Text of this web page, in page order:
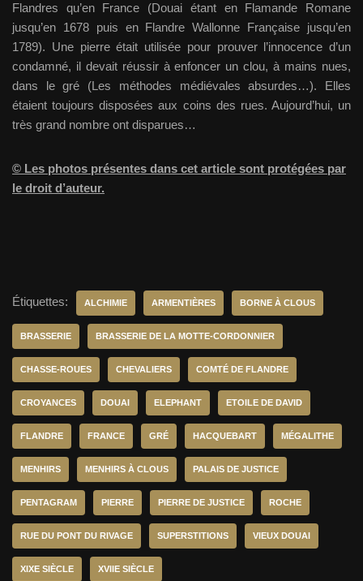
Flandres qu’en France (Douai étant en Flamande Romane
jusqu’en 1678 puis en Flandre Wallonne Française jusqu’en
1789). Une pierre était utilisée pour prouver l’innocence d’un
condamné, il devait réussir à enfoncer un clou, à mains nues,
dans le gré (Les méthodes médiévales absurdes…). Elles
étaient toujours disposées aux coins des rues. Aujourd’hui, un
très grand nombre ont disparues…
© Les photos présentes dans cet article sont protégées par
le droit d’auteur.
Étiquettes: ALCHIMIE ARMENTIÈRES BORNE À CLOUS
BRASSERIE BRASSERIE DE LA MOTTE-CORDONNIER
CHASSE-ROUES CHEVALIERS COMTÉ DE FLANDRE
CROYANCES DOUAI ELEPHANT ETOILE DE DAVID
FLANDRE FRANCE GRÉ HACQUEBART MÉGALITHE
MENHIRS MENHIRS À CLOUS PALAIS DE JUSTICE
PENTAGRAM PIERRE PIERRE DE JUSTICE ROCHE
RUE DU PONT DU RIVAGE SUPERSTITIONS VIEUX DOUAI
XIXE SIÈCLE XVIIE SIÈCLE